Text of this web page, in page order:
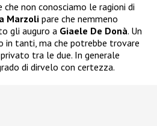
non conosciamo le ragioni di
Marzoli pare che nemmeno
gli auguro a Giaele De Donà. Un
in tanti, ma che potrebbe trovare
tra le due. In generale
di dirvelo con certezza.